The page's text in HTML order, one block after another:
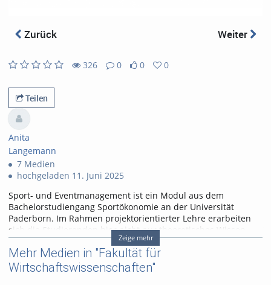
Zurück Weiter
326
views
0
Kommentare
0
likes
0
favorites
Teilen
Anita
Langemann
7 Medien
hochgeladen 11. Juni 2025
Sport- und Eventmanagement ist ein Modul aus dem
Bachelorstudiengang Sportökonomie an der Universität
Paderborn. Im Rahmen projektorientierter Lehre erarbeiten
sich die Studierenden hier nicht nur theoretisches Wissen,
sondern lernen auch, dieses Wissen direkt in der Praxis
anzuwenden. Dazu wurde das Projekt UPB meets Osterlauf
ins Leben gerufen. Hierbei handelt es sich um eine
Kooperation der Universität Paderborn mit Grün Weiß
Zeige mehr
Mehr Medien in "Fakultät für
Wirtschaftswissenschaften"